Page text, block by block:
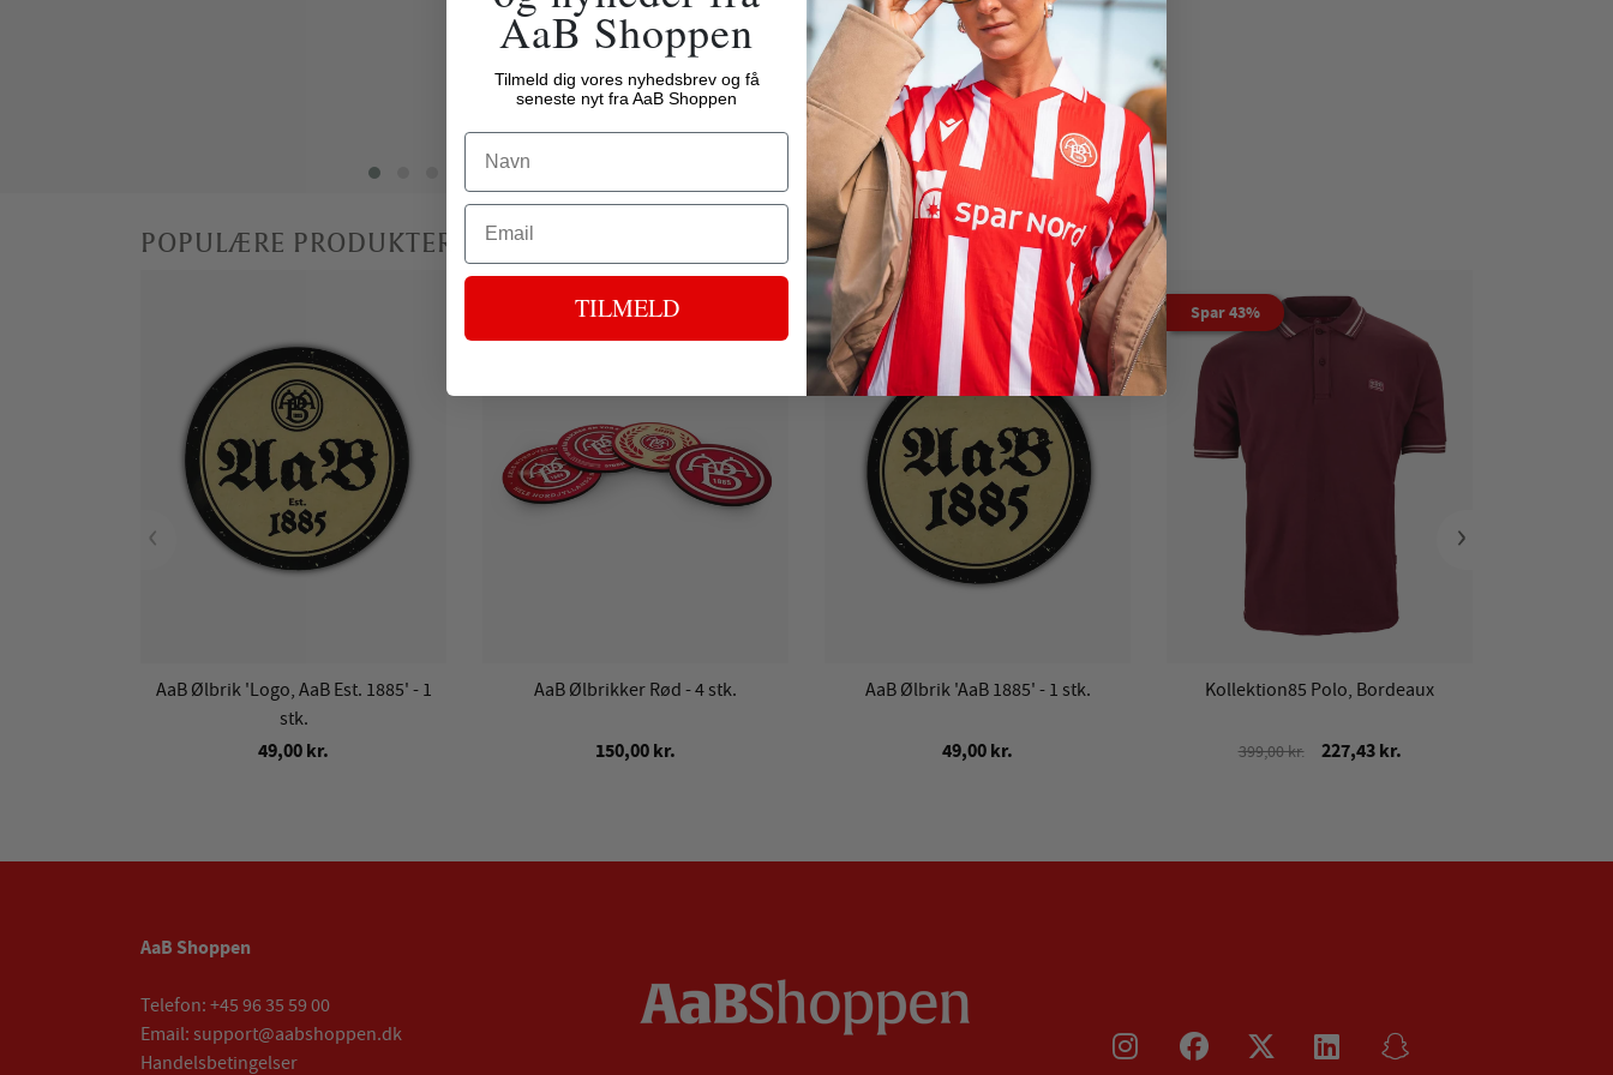
POPULÆRE PRODUKTER
AaB Ølbrik 'Logo, AaB Est. 1885' - 1
stk.
49,00 kr.
AaB Ølbrikker Rød - 4 stk.
150,00 kr.
AaB Ølbrik 'AaB 1885' - 1 stk.
49,00 kr.
Spar 43%
Kollektion85 Polo, Bordeaux
399,00 kr. 227,43 kr.
‹ ›
AaB Shoppen
Telefon: +45 96 35 59 00
Email: support@aabshoppen.dk
Handelsbetingelser
AaB Shoppen
Tilmeld dig vores nyhedsbrev og få
seneste nyt fra AaB Shoppen
Name
Email
TILMELD